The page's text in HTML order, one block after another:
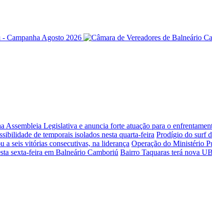
Assembleia Legislativa e anuncia forte atuação para o
de temporais isolados nesta quarta-feira Prodígio do surf
a seis vitórias consecutivas, na liderança Operação do Ministério
sexta-feira em Balneário Camboriú Bairro Taquaras terá nova